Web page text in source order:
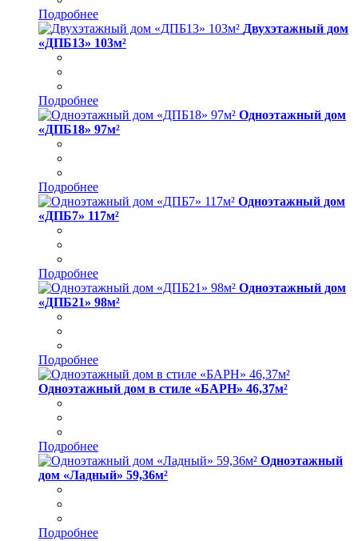
Подробнее
Двухэтажный дом
«ДПБ13» 103м²
Подробнее
Одноэтажный дом
«ДПБ18» 97м²
Подробнее
Одноэтажный дом
«ДПБ7» 117м²
Подробнее
Одноэтажный дом
«ДПБ21» 98м²
Подробнее
Одноэтажный дом в стиле «БАРН» 46,37м²
Подробнее
Одноэтажный
дом «Ладный» 59,36м²
Подробнее